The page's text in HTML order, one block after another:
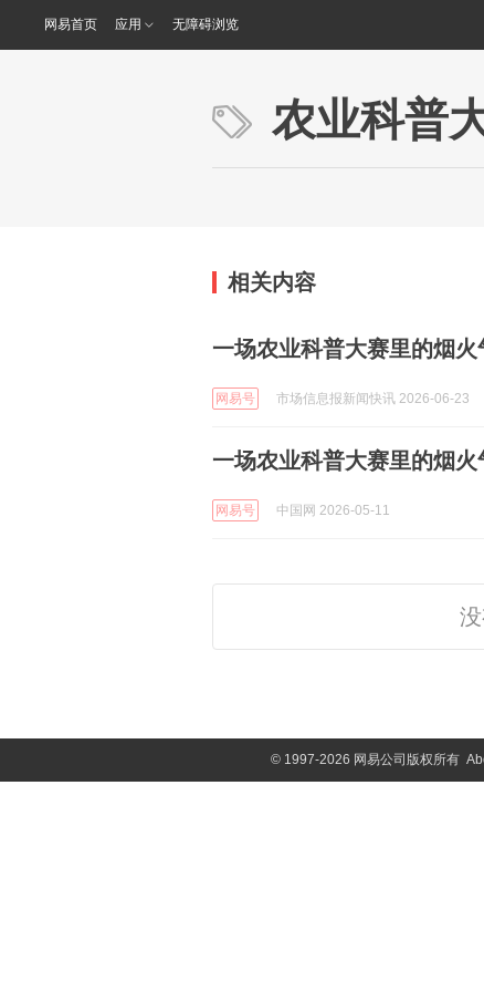
网易首页 应用 无障碍浏览
农业科普
相关内容
一场农业科普大赛里的烟火
网易号 市场信息报新闻快讯 2026-06-23
一场农业科普大赛里的烟火
网易号 中国网 2026-05-11
©1997-2026 网易公司版权所有